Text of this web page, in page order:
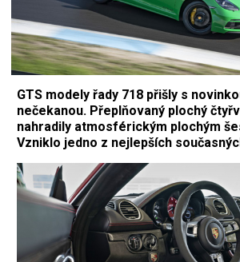
GTS modely řady 718 přišly s
nečekanou. Přeplňovaný plochý
nahradily atmosférickým plochým
Vzniklo jedno z nejlepších